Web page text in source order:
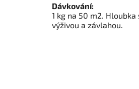
Dávkování:
1 kg na 50 m2.
výživou a závlahou.